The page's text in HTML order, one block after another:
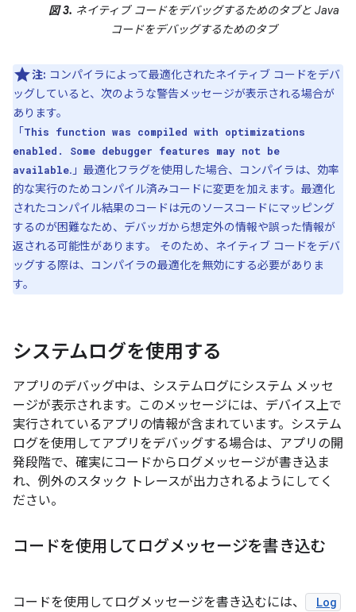
図 3. ネイティブ コードをデバッグするためのタブと Java
コードをデバッグするためのタブ
注: コンパイラによって最適化されたネイティブ コードをデバ
ッグしていると、次のような警告メッセージが表示される場合が
あります。
「This function was compiled with optimizations
enabled. Some debugger features may not be
available.」最適化フラグを使用した場合、コンパイラは、効率
的な実行のためコンパイル済みコードに変更を加えます。最適化
されたコンパイル結果のコードは元のソースコードにマッピング
するのが困難なため、デバッガから想定外の情報や誤った情報が
返される可能性があります。 そのため、ネイティブ コードをデバ
ッグする際は、コンパイラの最適化を無効にする必要がありま
す。
システムログを使用する
アプリのデバッグ中は、システムログにシステム メッセ
ージが表示されます。このメッセージには、デバイス上で
実行されているアプリの情報が含まれています。システム
ログを使用してアプリをデバッグする場合は、アプリの開
発段階で、確実にコードからログメッセージが書き込ま
れ、例外のスタック トレースが出力されるようにしてく
ださい。
コードを使用してログメッセージを書き込む
コードを使用してログメッセージを書き込むには、 Log